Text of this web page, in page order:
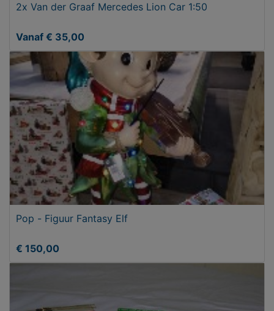
2x Van der Graaf Mercedes Lion Car 1:50
Vanaf € 35,00
Pop - Figuur Fantasy Elf
€ 150,00